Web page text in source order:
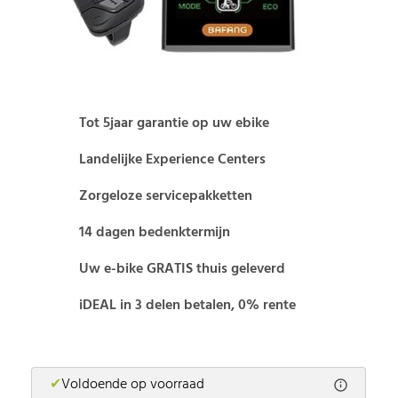
Tot 5jaar garantie op uw ebike
Landelijke Experience Centers
Zorgeloze servicepakketten
14 dagen bedenktermijn
Uw e-bike GRATIS thuis geleverd
iDEAL in 3 delen betalen, 0% rente
✔Voldoende op voorraad